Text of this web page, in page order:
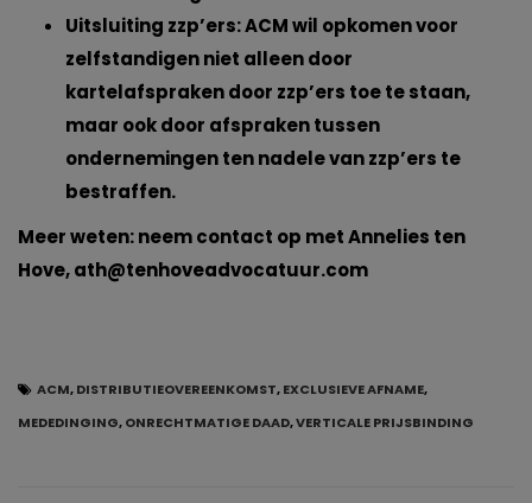
Uitsluiting zzp’ers: ACM wil opkomen voor
zelfstandigen niet alleen door
kartelafspraken door zzp’ers toe te staan,
maar ook door afspraken tussen
ondernemingen ten nadele van zzp’ers te
bestraffen.
Meer weten: neem contact op met Annelies ten
Hove,ath@tenhoveadvocatuur.com
ACM,DISTRIBUTIEOVEREENKOMST,EXCLUSIEVE AFNAME,
MEDEDINGING,ONRECHTMATIGE DAAD,VERTICALE PRIJSBINDING